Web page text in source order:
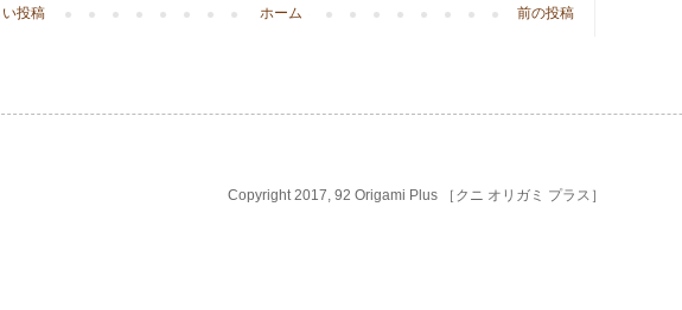
投稿 前の投稿
ホーム
Copyright 2017, 92 Origami Plus ［クニ オリガミ プラス］